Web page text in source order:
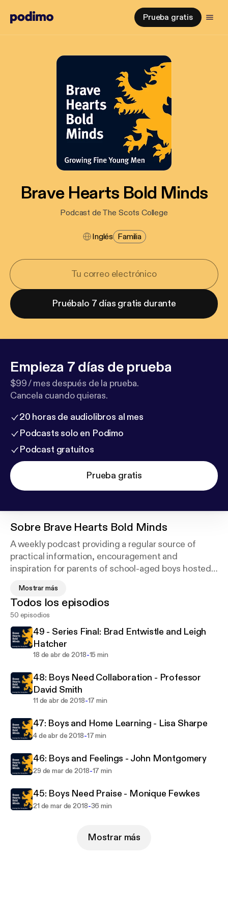
Prueba gratis
Brave Hearts Bold Minds
Podcast de The Scots College
Inglés Familia
Pruébalo 7 días gratis durante
Empieza 7 días de prueba
$99 / mes después de la prueba.
Cancela cuando quieras.
20 horas de audiolibros al mes
Podcasts solo en Podimo
Podcast gratuitos
Prueba gratis
Sobre Brave Hearts Bold Minds
A weekly podcast providing a regular source of
practical information, encouragement and
inspiration for parents of school-aged boys hosted
Hatcher.
“The Brave Hearts Bold Minds podcast series
uncovers practical tools with which parents of
school age boys can engage, encourage and
challenge their sons for wisdom and compassion”
Mostrar más
Todos los episodios
50 episodios
49 - Series Final: Brad Entwistle and Leigh
Hatcher
18 de abr de 2018-15 min
48: Boys Need Collaboration - Professor
David Smith
11 de abr de 2018-17 min
47: Boys and Home Learning - Lisa Sharpe
4 de abr de 2018-17 min
46: Boys and Feelings - John Montgomery
29 de mar de 2018-17 min
45: Boys Need Praise - Monique Fewkes
21 de mar de 2018-36 min
Mostrar más